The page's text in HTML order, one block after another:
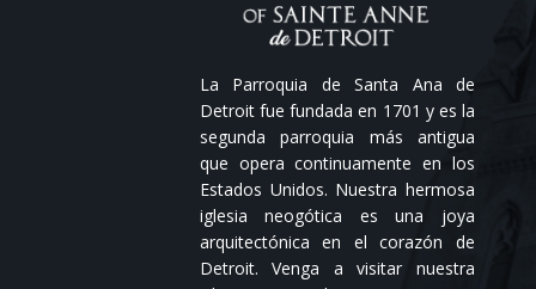
La Parroquia de Santa Ana de
Detroit fue fundada en 1701 y es la
segunda parroquia más antigua
que opera continuamente en los
Estados Unidos. Nuestra hermosa
iglesia neogótica es una joya
arquitectónica en el corazón de
Detroit. Venga a visitar nuestra